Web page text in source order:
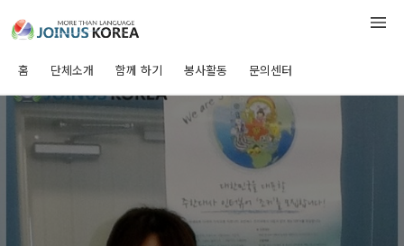
홈 단체소개 함께 하기 봉사활동 문의센터